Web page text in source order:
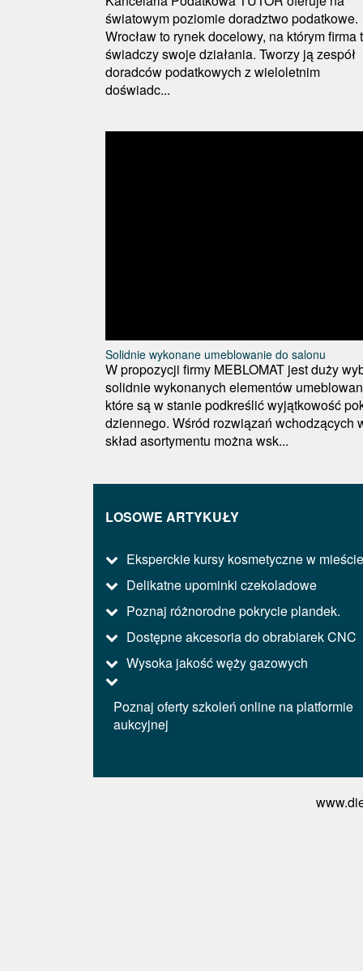
światowym poziomie doradztwo podatkowe.
Wrocław to rynek docelowy, na którym firma
świadczy swoje działania. Tworzy ją zespół
doradców podatkowych z wieloletnim
doświadc...
Solidnie wykonane umeblowanie do salonu
W propozycji firmy MEBLOMAT jest duży
solidnie wykonanych elementów
które są w stanie podkreślić wyjątkowość
dziennego. Wśród rozwiązań wchodzących
skład asortymentu można wsk...
LOSOWE ARTYKUŁY
Eksperckie kursy kosmetyczne w mieście
Delikatne upominki czekoladowe
Poznaj różnorodne pokrycie plandek.
Dostępne akcesoria do obrabiarek CNC
Wysoka jakość węży gazowych
Poznaj oferty szkoleń online na platformie
aukcyjnej